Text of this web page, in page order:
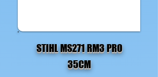
STIHL MS271 RM3 PRO
35CM